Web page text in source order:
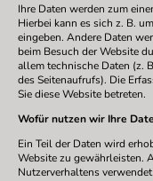
Ihre Daten werden zum
Hierbei kann es sich z. B.
eingeben. Andere Daten
beim Besuch der Website
allem technische Daten (z.
des Seitenaufrufs). Die
Sie diese Website betreten.
Wofür nutzen wir Ihre
Ein Teil der Daten wird
Website zu gewährleisten.
Nutzerverhaltens